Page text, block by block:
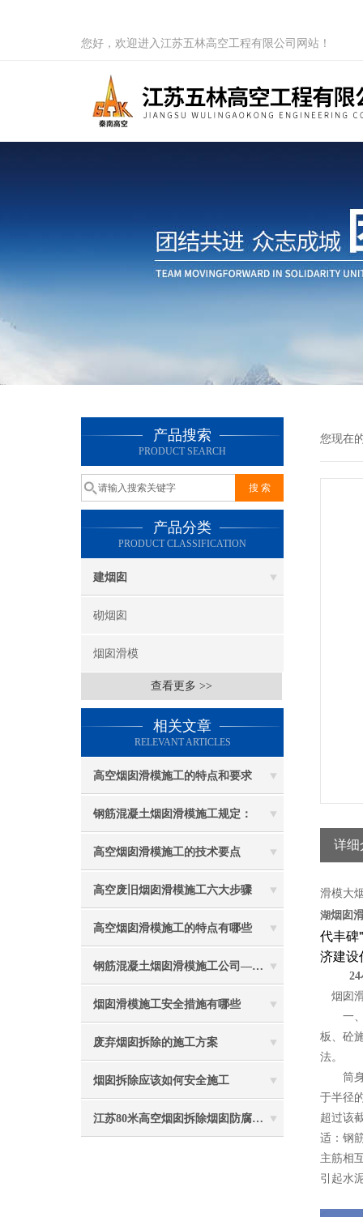
您好，欢迎进入江苏五林高空工程有限公司网站！
产品搜索
PRODUCT SEARCH
产品分类
PRODUCT CLASSIFICATION
建烟囱
砌烟囱
烟囱滑模
查看更多 >>
相关文章
RELEVANT ARTICLES
高空烟囱滑模施工的特点和要求
钢筋混凝土烟囱滑模施工规定：
高空烟囱滑模施工的技术要点
高空废旧烟囱滑模施工六大步骤
高空烟囱滑模施工的特点有哪些
钢筋混凝土烟囱滑模施工公司——选五林高空
烟囱滑模施工安全措施有哪些
废弃烟囱拆除的施工方案
烟囱拆除应该如何安全施工
江苏80米高空烟囱拆除烟囱防腐工程施工安全注意事项
您现在
详细
滑模大
湖烟囱
代丰碑
济建设
烟囱
一、
板、砼
法。
筒身
于半径
超过该
适：钢
主筋相
引起水